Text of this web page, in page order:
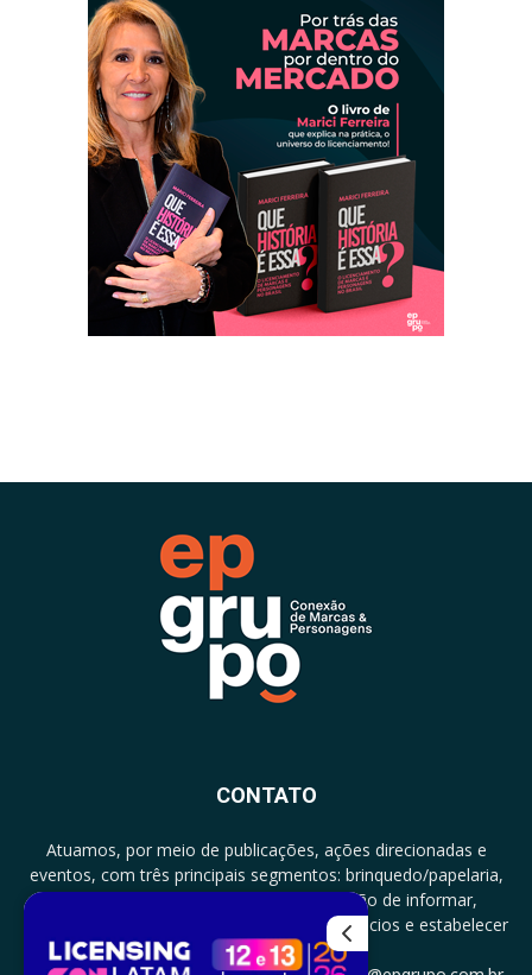
CONTATO
Atuamos, por meio de publicações, ações direcionadas e
eventos, com três principais segmentos: brinquedo/papelaria,
licenciamento e zero a três com a missão de informar,
documentar, proporcionar encontro de negócios e estabelecer
parcerias.